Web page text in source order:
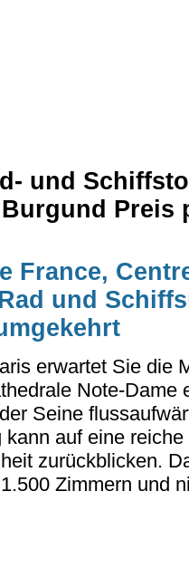
und
Preis
France,
und
erwartet Sie die
Note-Dame
Seine
kann auf eine
zurückblicken.
Zimmern und